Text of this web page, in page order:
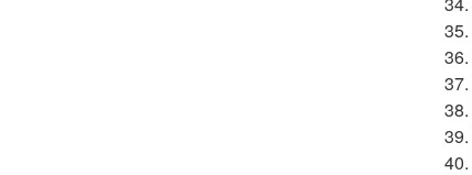
35.
36.
37.
38.
39.
40.